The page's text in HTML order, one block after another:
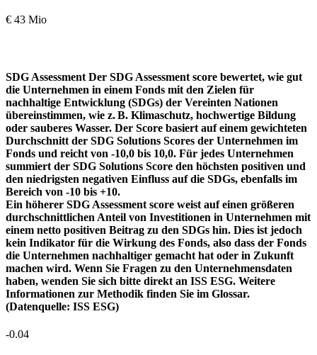
€ 43 Mio
SDG Assessment Der SDG Assessment score bewertet, wie gut
die Unternehmen in einem Fonds mit den Zielen für
nachhaltige Entwicklung (SDGs) der Vereinten Nationen
übereinstimmen, wie z. B. Klimaschutz, hochwertige Bildung
oder sauberes Wasser. Der Score basiert auf einem gewichteten
Durchschnitt der SDG Solutions Scores der Unternehmen im
Fonds und reicht von -10,0 bis 10,0. Für jedes Unternehmen
summiert der SDG Solutions Score den höchsten positiven und
den niedrigsten negativen Einfluss auf die SDGs, ebenfalls im
Bereich von -10 bis +10.
Ein höherer SDG Assessment score weist auf einen größeren
durchschnittlichen Anteil von Investitionen in Unternehmen mit
einem netto positiven Beitrag zu den SDGs hin. Dies ist jedoch
kein Indikator für die Wirkung des Fonds, also dass der Fonds
die Unternehmen nachhaltiger gemacht hat oder in Zukunft
machen wird. Wenn Sie Fragen zu den Unternehmensdaten
haben, wenden Sie sich bitte direkt an ISS ESG. Weitere
Informationen zur Methodik finden Sie im Glossar.
(Datenquelle: ISS ESG)
-0.04